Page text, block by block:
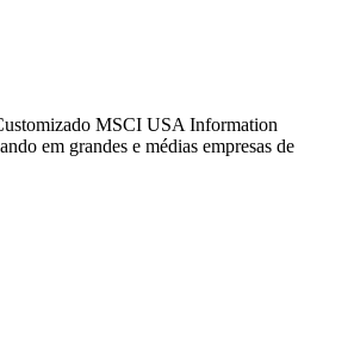
MSCI USA Information
em grandes e médias empresas de